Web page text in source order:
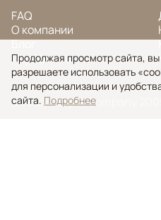
FAQ
О компании
Блог
Портфолио
© Ansy Carpet Company
Продолжая просмотр сайта, вы
разрешаете использовать
для персонализации и
сайта. Подробнее